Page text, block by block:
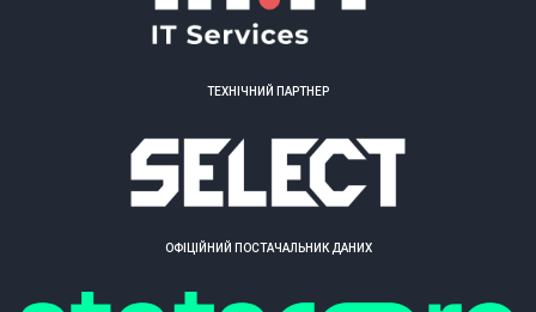
ТЕХНІЧНИЙ ПАРТНЕР
ОФІЦІЙНИЙ ПОСТАЧАЛЬНИК ДАНИХ